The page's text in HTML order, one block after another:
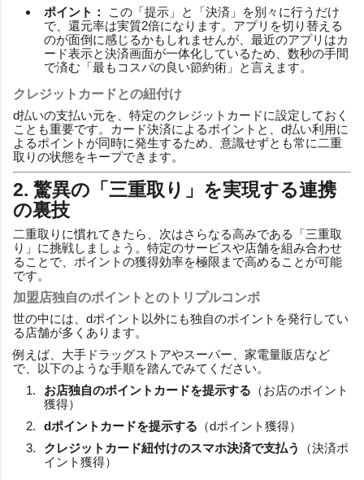
ポイント：
この「提示」と「決済」を別々に行うだけ
で、還元率は実質2倍になります。アプリを切り替える
のが面倒に感じるかもしれませんが、最近のアプリはカ
ード表示と決済画面が一体化しているため、数秒の手間
で済む「最もコスパの良い節約術」と言えます。
クレジットカードとの紐付け
d払いの支払い元を、特定のクレジットカードに設定しておく
ことも重要です。カード決済によるポイントと、d払い利用に
よるポイントが同時に発生するため、意識せずとも常に二重
取りの状態をキープできます。
2. 驚異の「三重取り」を実現する連携
の裏技
二重取りに慣れてきたら、次はさらなる高みである「三重取
り」に挑戦しましょう。特定のサービスや店舗を組み合わせ
ることで、ポイントの獲得効率を極限まで高めることが可能
です。
加盟店独自のポイントとのトリプルコンボ
世の中には、dポイント以外にも独自のポイントを発行してい
る店舗が多くあります。
例えば、大手ドラッグストアやスーパー、家電量販店など
で、以下のような手順を踏んでみてください。
お店独自のポイントカードを提示する （お店のポイント
獲得）
dポイントカードを提示する （dポイント獲得）
クレジットカード紐付けのスマホ決済で支払う
（決済ポ
イント獲得）